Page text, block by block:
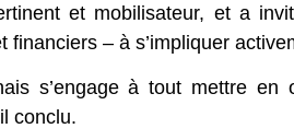
et mobilisateur, et a
– à s’impliquer
s’engage à tout mettre
conclu.